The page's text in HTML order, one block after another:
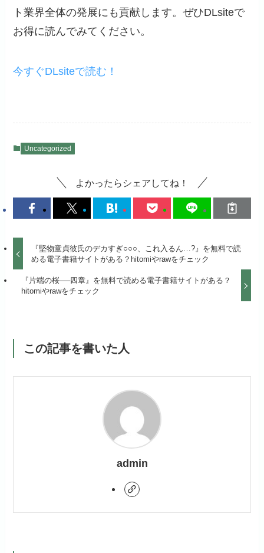
ト業界全体の発展にも貢献します。ぜひDLsiteで
お得に読んでみてください。
今すぐDLsiteで読む！
Uncategorized
よかったらシェアしてね！
『堅物童貞彼氏のデカすぎ○○○、これ入るん…?』を無料で読
める電子書籍サイトがある？hitomiやrawをチェック
『片端の桜──四章』を無料で読める電子書籍サイトがある？
hitomiやrawをチェック
この記事を書いた人
admin